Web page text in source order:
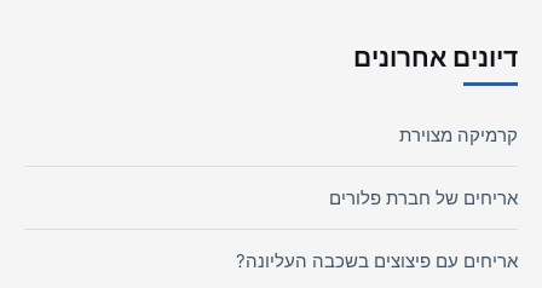
דיונים אחרונים
קרמיקה מצוירת
אריחים של חברת פלורים
אריחים עם פיצוצים בשכבה העליונה?